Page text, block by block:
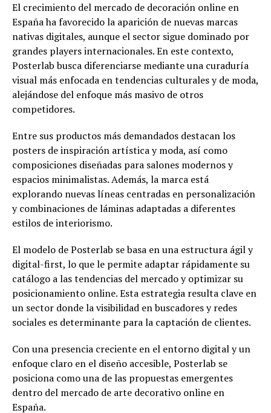
El crecimiento del mercado de decoración online en
España ha favorecido la aparición de nuevas marcas
nativas digitales, aunque el sector sigue dominado por
grandes players internacionales. En este contexto,
Posterlab busca diferenciarse mediante una curaduría
visual más enfocada en tendencias culturales y de moda,
alejándose del enfoque más masivo de otros
competidores.
Entre sus productos más demandados destacan los
posters de inspiración artística y moda, así como
composiciones diseñadas para salones modernos y
espacios minimalistas. Además, la marca está
explorando nuevas líneas centradas en personalización
y combinaciones de láminas adaptadas a diferentes
estilos de interiorismo.
El modelo de Posterlab se basa en una estructura ágil y
digital-first, lo que le permite adaptar rápidamente su
catálogo a las tendencias del mercado y optimizar su
posicionamiento online. Esta estrategia resulta clave en
un sector donde la visibilidad en buscadores y redes
sociales es determinante para la captación de clientes.
Con una presencia creciente en el entorno digital y un
enfoque claro en el diseño accesible, Posterlab se
posiciona como una de las propuestas emergentes
dentro del mercado de arte decorativo online en
España.